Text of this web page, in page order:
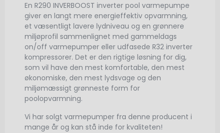
En R290 INVERBOOST inverter pool varmepumpe
giver en langt mere energieffektiv opvarmning,
et væsentligt lavere lydniveau og en grønnere
miljøprofil sammenlignet med gammeldags
on/off varmepumper eller udfasede R32 inverter
kompressorer. Det er den rigtige løsning for dig,
som vil have den mest komfortable, den mest
økonomiske, den mest lydsvage og den
miljømæssigt grønneste form for
poolopvarmning.
Vi har solgt varmepumper fra denne producent i
mange år og kan stå inde for kvaliteten!